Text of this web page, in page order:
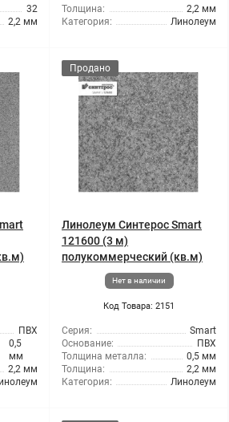
32
2,2 мм
Толщина:
2,2 мм
Категория:
Линолеум
ПВХ
0,5
мм
2,2 мм
Продано
Линолеум Синтерос Smart
121600 (3 м)
полукоммерческий (кв.м)
Нет в наличии
Код Товара: 2151
Серия:
Smart
Основание:
ПВХ
Толщина металла:
0,5 мм
Толщина:
2,2 мм
Категория:
Линолеум